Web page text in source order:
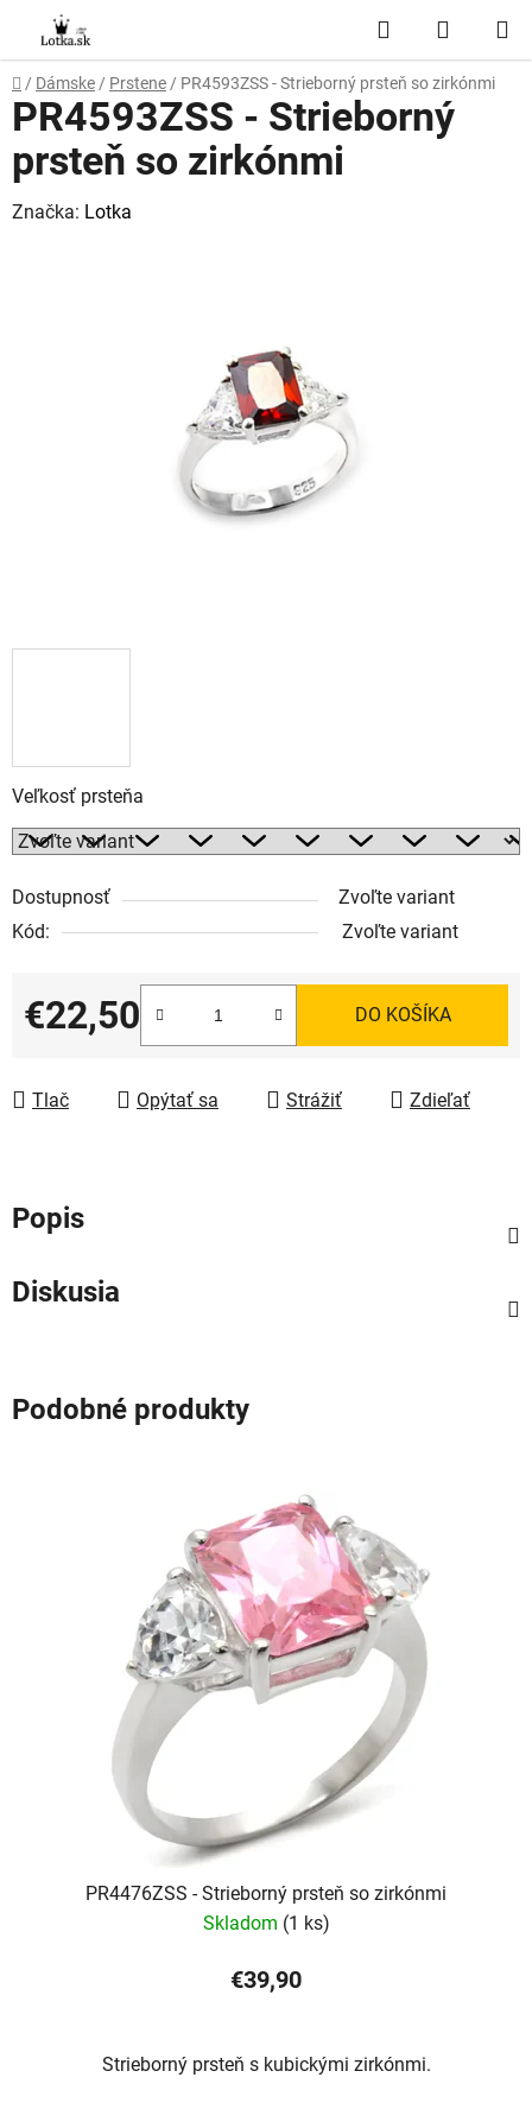
obsah
Hľadať
KOŠÍK
Domov
/ Dámske / Prstene / PR4593ZSS - Strieborný prsteň so zirkónmi
Veľkosť prsteňa
Dostupnosť
Zvoľte variant
Kód:
Zvoľte variant
€22,50
Jednotková cena:
DO KOŠÍKA
Tlač Opýtať sa Strážiť Zdieľať
PR4593ZSS - Strieborný
prsteň so zirkónmi
Značka: Lotka
Popis
Diskusia
Podobné produkty
PR4476ZSS - Strieborný prsteň so zirkónmi
Skladom (1 ks)
€39,90
Strieborný prsteň s kubickými zirkónmi.